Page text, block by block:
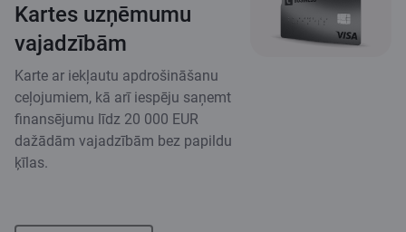
Kartes uzņēmumu
vajadzībām
Karte ar iekļautu apdrošināšanu
ceļojumiem, kā arī iespēju saņemt
finansējumu līdz 20 000 EUR
dažādām vajadzībām bez papildu
ķīlas.